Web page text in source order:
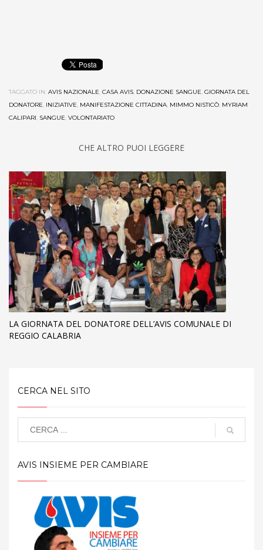
TAGGATO IN: AVIS NAZIONALE, CASA AVIS, DONAZIONE SANGUE, GIORNATA DEL
DONATORE, INIZIATIVE, MANIFESTAZIONE CITTADINA, MIMMO NISTICÒ, MYRIAM
CALIPARI, SANGUE, VOLONTARIATO
CHE ALTRO PUOI LEGGERE
LA GIORNATA DEL DONATORE DELL’AVIS COMUNALE DI
REGGIO CALABRIA
CERCA NEL SITO
AVIS INSIEME PER CAMBIARE